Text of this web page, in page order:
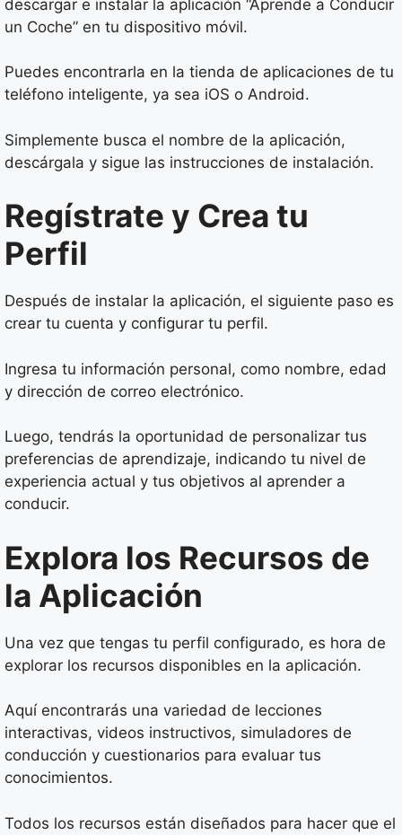
descargar e instalar la aplicación “Aprende a Conducir
un Coche” en tu dispositivo móvil.
Puedes encontrarla en la tienda de aplicaciones de tu
teléfono inteligente, ya sea iOS o Android.
Simplemente busca el nombre de la aplicación,
descárgala y sigue las instrucciones de instalación.
Regístrate y Crea tu
Perfil
Después de instalar la aplicación, el siguiente paso es
crear tu cuenta y configurar tu perfil.
Ingresa tu información personal, como nombre, edad
y dirección de correo electrónico.
Luego, tendrás la oportunidad de personalizar tus
preferencias de aprendizaje, indicando tu nivel de
experiencia actual y tus objetivos al aprender a
conducir.
Explora los Recursos de
la Aplicación
Una vez que tengas tu perfil configurado, es hora de
explorar los recursos disponibles en la aplicación.
Aquí encontrarás una variedad de lecciones
interactivas, videos instructivos, simuladores de
conducción y cuestionarios para evaluar tus
conocimientos.
Todos los recursos están diseñados para hacer que el